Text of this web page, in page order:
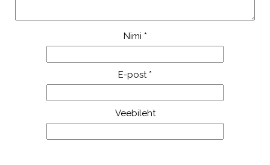
Nimi *
E-post *
Veebileht